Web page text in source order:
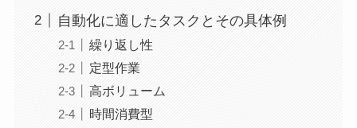
自動化に適したタスクとその具体例
繰り返し性
定型作業
高ボリューム
時間消費型